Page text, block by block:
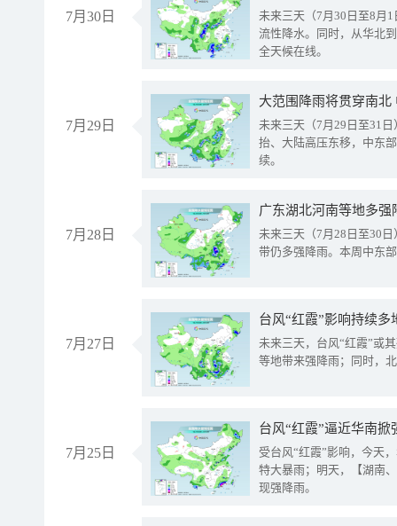
7月30日
未来三天（7月30日至8月
流性降水。同时，从华北
全天候在线。
7月29日
大范围降雨将贯穿南
未来三天（7月29日至31
抬、大陆高压东移，中东
续。
7月28日
广东湖北河南等地多
未来三天（7月28日至30
带仍多强降雨。本周中东
7月27日
台风“红霞”影响持续
未来三天，台风“红霞”或
等地带来强降雨；同时，
7月25日
台风“红霞”逼近华南
受台风“红霞”影响，今天
特大暴雨；明天，【湖南
现强降雨。